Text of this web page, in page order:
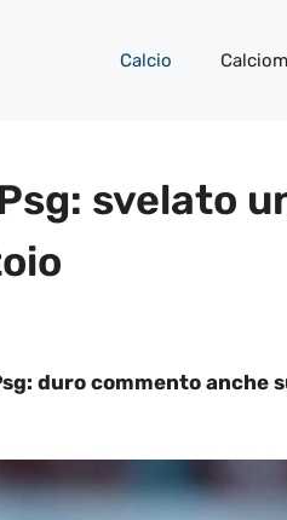
Calcio
svelato
duro commento anche